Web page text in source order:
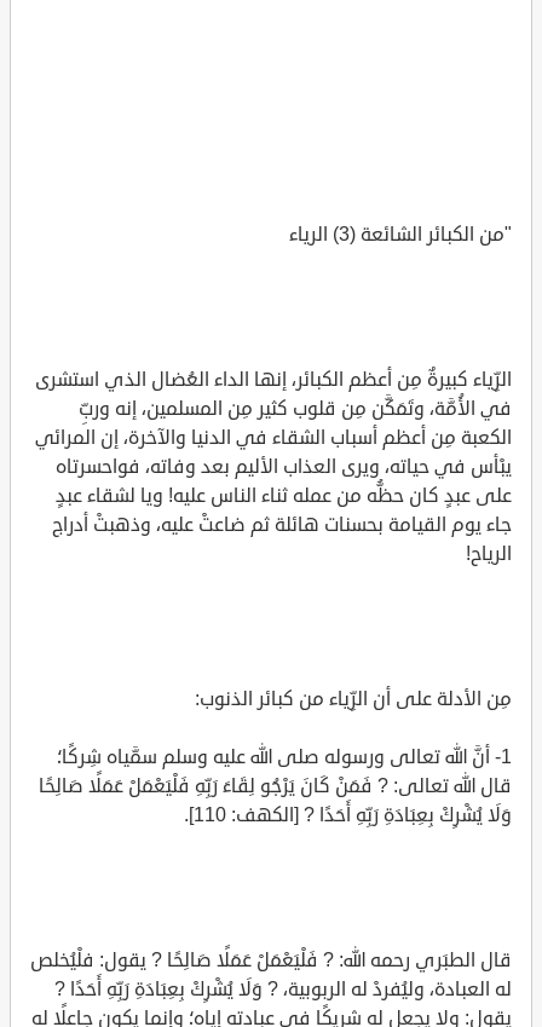
"من الكبائر الشائعة (3) الرياء
الرِّياء كبيرةٌ مِن أعظم الكبائر، إنها الداء العُضال الذي استشرى
في الأُمَّة، وتَمَكَّن مِن قلوب كثير مِن المسلمين، إنه وربِّ
الكعبة مِن أعظم أسباب الشقاء في الدنيا والآخرة، إن المرائي
يبْأس في حياته، ويرى العذاب الأليم بعد وفاته، فواحسرتاه
على عبدٍ كان حظُّه من عمله ثناء الناس عليه! ويا لشقاء عبدٍ
جاء يوم القيامة بحسنات هائلة ثم ضاعتْ عليه، وذهبتْ أدراج
الرياح!
مِن الأدلة على أن الرِّياء من كبائر الذنوب:
1- أنَّ الله تعالى ورسوله صلى الله عليه وسلم سمَّياه شِركًا؛
قال الله تعالى: ? فَمَنْ كَانَ يَرْجُو لِقَاءَ رَبِّهِ فَلْيَعْمَلْ عَمَلًا صَالِحًا
وَلَا يُشْرِكْ بِعِبَادَةِ رَبِّهِ أَحَدًا ? [الكهف: 110].
قال الطبَري رحمه الله: ? فَلْيَعْمَلْ عَمَلًا صَالِحًا ? يقول: فلْيُخلص
له العبادة، وليُفردْ له الربوبية، ? وَلَا يُشْرِكْ بِعِبَادَةِ رَبِّهِ أَحَدًا ?
يقول: ولا يجعل له شريكًا في عبادته إياه؛ وإنما يكون جاعلًا له